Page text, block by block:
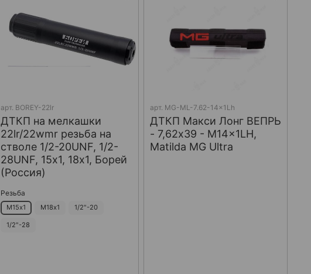
арт. BOREY-22lr
ДТКП на мелкашки
22lr/22wmr резьба на
стволе 1/2-20UNF, 1/2-
28UNF, 15х1, 18х1, Борей
(Россия)
Резьба
М15х1 М18х1 1/2"-20
1/2"-28
арт. MG-ML-7.62-14x1Lh
ДТКП Макси Лонг ВЕПРЬ
- 7,62x39 - M14x1LH,
Matilda MG Ultra